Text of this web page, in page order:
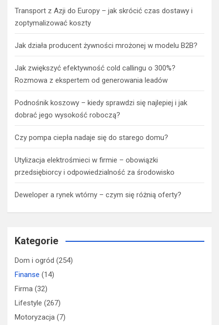
Transport z Azji do Europy – jak skrócić czas dostawy i
zoptymalizować koszty
Jak działa producent żywności mrożonej w modelu B2B?
Jak zwiększyć efektywność cold callingu o 300%?
Rozmowa z ekspertem od generowania leadów
Podnośnik koszowy – kiedy sprawdzi się najlepiej i jak
dobrać jego wysokość roboczą?
Czy pompa ciepła nadaje się do starego domu?
Utylizacja elektrośmieci w firmie – obowiązki
przedsiębiorcy i odpowiedzialność za środowisko
Deweloper a rynek wtórny – czym się różnią oferty?
Kategorie
Dom i ogród (254)
Finanse (14)
Firma (32)
Lifestyle (267)
Motoryzacja (7)